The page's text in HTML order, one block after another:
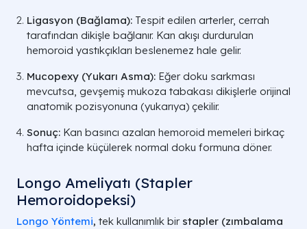
Ligasyon (Bağlama): Tespit edilen arterler, cerrah
tarafından dikişle bağlanır. Kan akışı durdurulan
hemoroid yastıkçıkları beslenemez hale gelir.
Mucopexy (Yukarı Asma): Eğer doku sarkması
mevcutsa, gevşemiş mukoza tabakası dikişlerle orijinal
anatomik pozisyonuna (yukarıya) çekilir.
Sonuç: Kan basıncı azalan hemoroid memeleri birkaç
hafta içinde küçülerek normal doku formuna döner.
Longo Ameliyatı (Stapler
Hemoroidopeksi)
Longo Yöntemi, tek kullanımlık bir stapler (zımbalama